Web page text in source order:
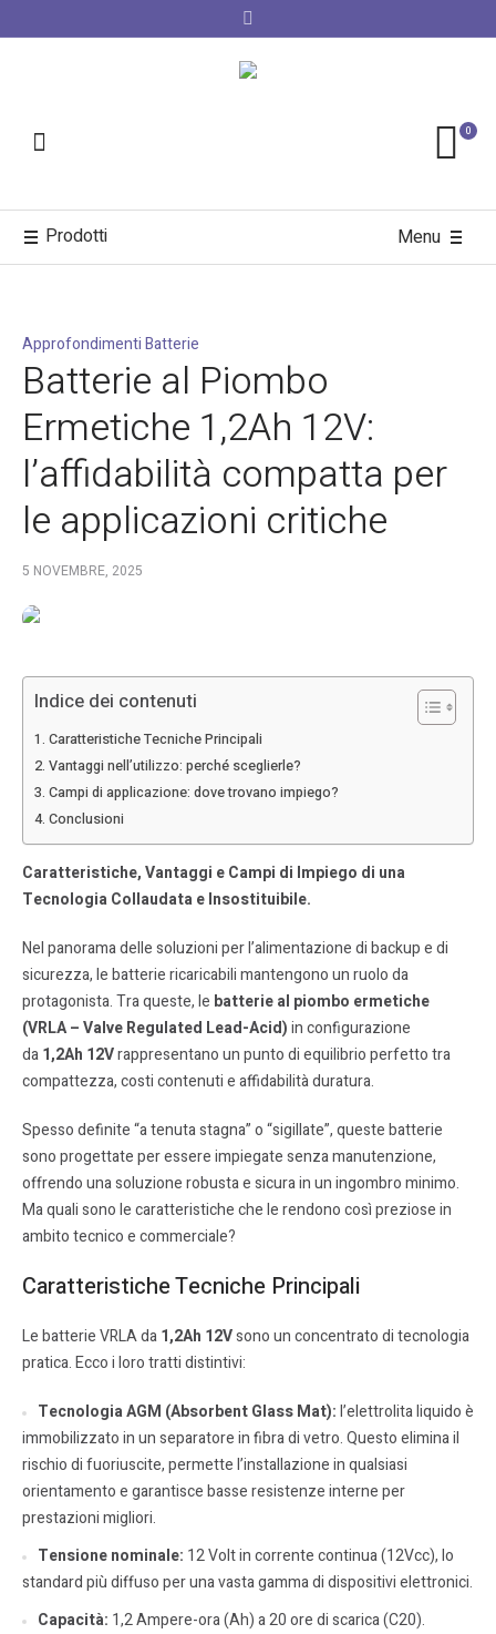
0
Prodotti Menu
Approfondimenti Batterie
Batterie al Piombo
Ermetiche 1,2Ah 12V:
l’affidabilità compatta per
le applicazioni critiche
5 NOVEMBRE, 2025
Indice dei contenuti
Caratteristiche Tecniche Principali
Vantaggi nell’utilizzo: perché sceglierle?
Campi di applicazione: dove trovano impiego?
Conclusioni
Caratteristiche, Vantaggi e Campi di Impiego di una
Tecnologia Collaudata e Insostituibile.
Nel panorama delle soluzioni per l’alimentazione di backup e di
sicurezza, le batterie ricaricabili mantengono un ruolo da
protagonista. Tra queste, le batterie al piombo ermetiche
(VRLA – Valve Regulated Lead-Acid)in configurazione
da1,2Ah 12Vrappresentano un punto di equilibrio perfetto tra
compattezza, costi contenuti e affidabilità duratura.
Spesso definite “a tenuta stagna” o “sigillate”, queste batterie
sono progettate per essere impiegate senza manutenzione,
offrendo una soluzione robusta e sicura in un ingombro minimo.
Ma quali sono le caratteristiche che le rendono così preziose in
ambito tecnico e commerciale?
Caratteristiche Tecniche Principali
Le batterie VRLA da1,2Ah 12Vsono un concentrato di tecnologia
pratica. Ecco i loro tratti distintivi:
Tecnologia AGM (Absorbent Glass Mat):l’elettrolita liquido è
immobilizzato in un separatore in fibra di vetro. Questo elimina il
rischio di fuoriuscite, permette l’installazione in qualsiasi
orientamento e garantisce basse resistenze interne per
prestazioni migliori.
Tensione nominale: 12 Volt in corrente continua (12Vcc), lo
standard più diffuso per una vasta gamma di dispositivi elettronici.
Capacità: 1,2 Ampere-ora (Ah) a 20 ore di scarica (C20).